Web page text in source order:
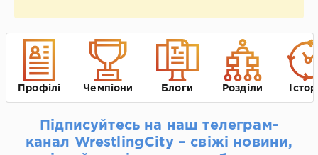
Профілі Чемпіони Блоги Розділи
Підписуйтесь на наш телеграм-
канал WrestlingCity – свіжі новини,